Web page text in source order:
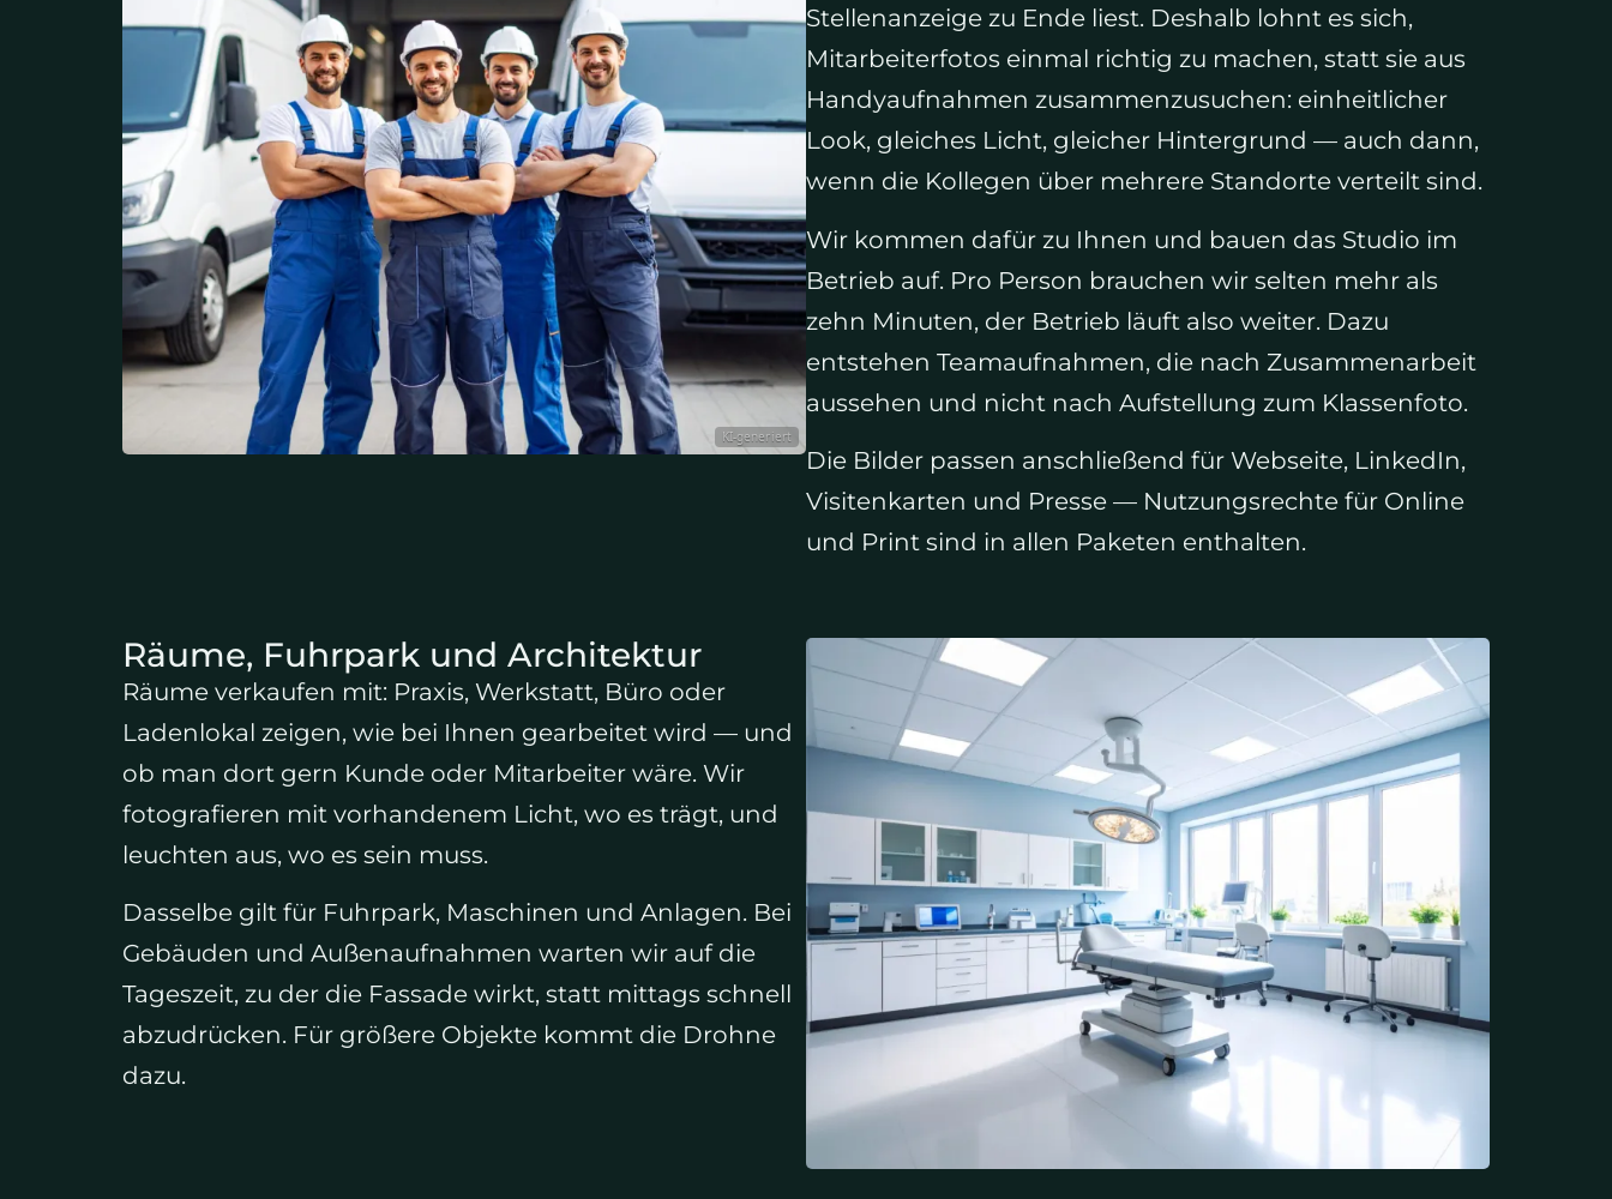
Stellenanzeige zu Ende liest. Deshalb lohnt es sich,
Mitarbeiterfotos einmal richtig zu machen, statt sie aus
Handyaufnahmen zusammenzusuchen: einheitlicher
Look, gleiches Licht, gleicher Hintergrund — auch dann,
wenn die Kollegen über mehrere Standorte verteilt sind.
Wir kommen dafür zu Ihnen und bauen das Studio im
Betrieb auf. Pro Person brauchen wir selten mehr als
zehn Minuten, der Betrieb läuft also weiter. Dazu
entstehen Teamaufnahmen, die nach Zusammenarbeit
aussehen und nicht nach Aufstellung zum Klassenfoto.
Die Bilder passen anschließend für Webseite, LinkedIn,
Visitenkarten und Presse — Nutzungsrechte für Online
und Print sind in allen Paketen enthalten.
Räume, Fuhrpark und Architektur
Räume verkaufen mit: Praxis, Werkstatt, Büro oder
Ladenlokal zeigen, wie bei Ihnen gearbeitet wird — und
ob man dort gern Kunde oder Mitarbeiter wäre. Wir
fotografieren mit vorhandenem Licht, wo es trägt, und
leuchten aus, wo es sein muss.
Dasselbe gilt für Fuhrpark, Maschinen und Anlagen. Bei
Gebäuden und Außenaufnahmen warten wir auf die
Tageszeit, zu der die Fassade wirkt, statt mittags schnell
abzudrücken. Für größere Objekte kommt die Drohne
dazu.
KI-generiert